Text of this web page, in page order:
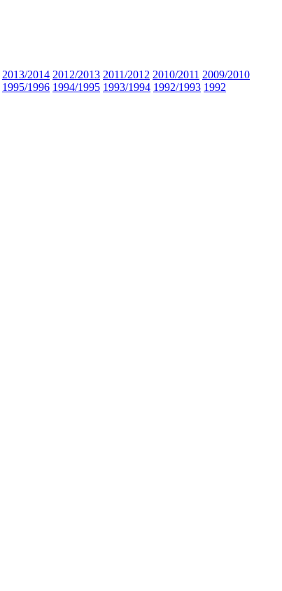
2013/2014 2012/2013 2011/2012 2010/2011 2009/2010
1995/1996 1994/1995 1993/1994 1992/1993 1992